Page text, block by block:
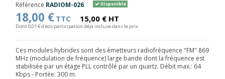
Référence RADIOM-026 Disponible
18,00 € TTC 15,00 € HT
Dont 0,01 € d'eco-participation déjà incluse dans le prix
Ces modules hybrides sont des émetteurs radiofréquence "FM" 869
MHz (modulation de fréquence) large bande dont la fréquence est
stabilisée par un étage PLL contrôlé par un quartz. Débit max.: 64
Kbps - Portée: 300 m.